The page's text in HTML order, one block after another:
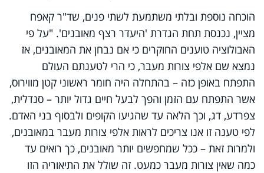
הוכחה נוספת ובלתי משתמעת לשתי פנים, שד"ר קאפח
מציין, נכנסת תחת הגדרת 'היעדר רצף מאובנים'. "על פי
האבולוציה טוענים החוקרים כי אם נבחן את המאובנים, אז
נמצא שם אלפי צורות מעבר, כי הרי לטענתם העולם
התפתח באופן כזה – בהתחלה היה חומר ראשוני קטן מווירוס,
אשר התפתח עם הזמן והפך לבעל חיים גדול יותר – סנדלית,
צפרדע, דג, וכך הלאה עד שהגיעו הקופים ולבסוף בני האדם.
לפי טענה זו אנו צריכים לראות אלפי צורות מעבר במאובנים,
ולמרות זאת – ככל שמחפשים יותר מאובנים, כך רואים עד
כמה שאין צורות מעבר כמעט. זה שולל את התיאוריה הזו